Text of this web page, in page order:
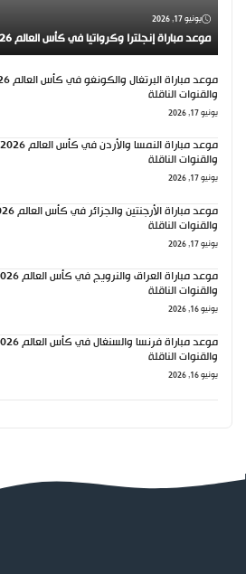
يونيو 17, 2026
موعد مباراة إنجلترا وكرواتيا في كأس العالم 2026 والقنوات الناقلة
موعد مباراة
والقنوات الناقلة
يونيو 17, 2026
موعد مباراة النمسا والأردن في كأس العالم 2026
والقنوات الناقلة
يونيو 17, 2026
موعد مباراة
والقنوات الناقلة
يونيو 17, 2026
موعد مباراة العراق والنرويج
والقنوات الناقلة
يونيو 16, 2026
موعد مباراة فرنسا والسنغال
والقنوات الناقلة
يونيو 16, 2026